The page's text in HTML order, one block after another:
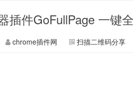
插件GoFullPage 一键
chrome插件网 扫描二维码分享